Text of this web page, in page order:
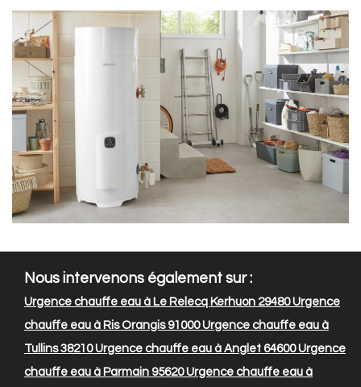
Nous intervenons également sur :
Urgence chauffe eau à Le Relecq Kerhuon 29480Urgence
chauffe eau à Ris Orangis 91000Urgence chauffe eau à
Tullins 38210Urgence chauffe eau à Anglet 64600Urgence
chauffe eau à Parmain 95620Urgence chauffe eau à